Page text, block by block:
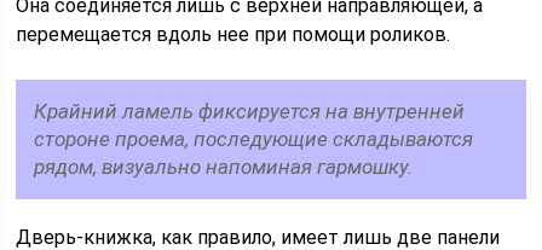
Она соединяется лишь с верхней направляющей, а
перемещается вдоль нее при помощи роликов.
Крайний ламель фиксируется на внутренней
стороне проема, последующие складываются
рядом, визуально напоминая гармошку.
Дверь-книжка, как правило, имеет лишь две панели